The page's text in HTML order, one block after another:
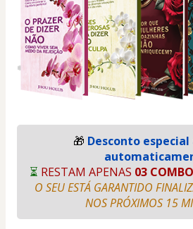
🎁 Desconto
⏳ RESTAM APENAS 03
O SEU ESTÁ GARANTIDO
NOS PRÓXIMOS 15